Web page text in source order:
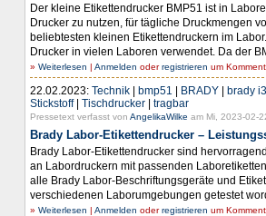
Der kleine Etikettendrucker BMP51 ist in
Drucker zu nutzen, für tägliche Druckmengen
beliebtesten kleinen Etikettendruckern im
Drucker in vielen Laboren verwendet. Da der
» Weiterlesen | Anmelden oderregistrieren um
22.02.2023: Technik | bmp51 | BRADY | brady
Stickstoff| Tischdrucker | tragbar
Pressetext verfasst von AngelikaWilke am Mi, 2023-02-
Brady Labor-Etikettendrucker –
Brady Labor-Etikettendrucker sind
an Labordruckern mit passenden
alle Brady Labor-Beschriftungsgeräte und
verschiedenen Laborumgebungen getestet
» Weiterlesen | Anmelden oderregistrieren um